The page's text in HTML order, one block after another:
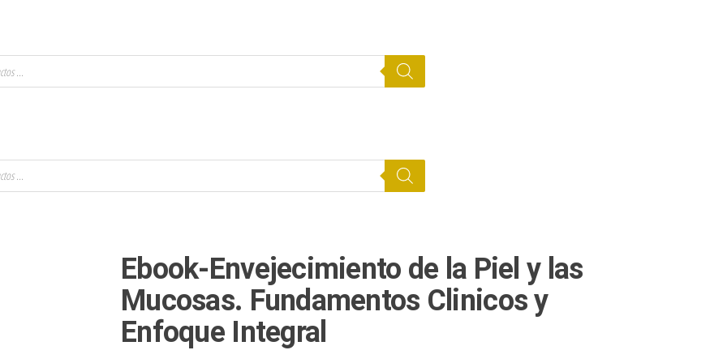
Ebook-Envejecimiento de la Piel y las
Mucosas. Fundamentos Clinicos y
Enfoque Integral